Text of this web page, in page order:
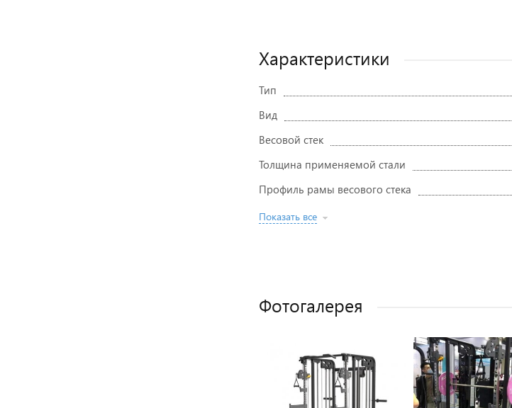
Характеристики
Тип
Вид
Весовой стек
Толщина применяемой стали
Профиль рамы весового стека
Показать все
Фотогалерея